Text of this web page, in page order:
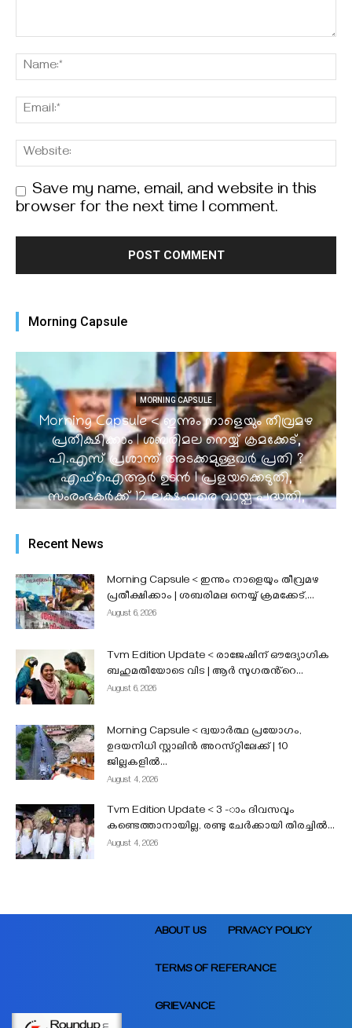
Save my name, email, and website in this
browser for the next time I comment.
Morning Capsule
MORNING CAPSULE
Morning Capsule < ഇന്നും നാളെയും തീവ്രമഴ
പ്രതീക്ഷിക്കാം | ശബരിമല നെയ്യ് ക്രമക്കേട്,
പി.എസ് പ്രശാന്ത് അടക്കമുള്ളവർ പ്രതി ?
എഫ്ഐആർ ഉടൻ I പ്രളയക്കെടുതി,
സംരംഭകർക്ക് 12 ലക്ഷംവരെ വായ്പ പദ്ധതി,
അധിഷ്ഠിതമാക്കുന്നത് പരിഗണനയിലെന്ന്
Recent News
Morning Capsule < ഇന്നും നാളെയും തീവ്രമഴ
പ്രതീക്ഷിക്കാം | ശബരിമല നെയ്യ് ക്രമക്കേട്,...
August 6, 2026
Tvm Edition Update < രാജേഷിന് ഔദ്യോഗിക
ബഹുമതിയോടെ വിട | ആർ സുഗതൻ്റെ...
August 6, 2026
Morning Capsule < ദ്വയാർത്ഥ പ്രയോഗം,
ഉദയനിധി സ്റ്റാലിൻ അറസ്‌റ്റിലേക്ക് | 10
ജില്ലകളിൽ...
August 4, 2026
Tvm Edition Update < 3 -ാം ദിവസവും
കണ്ടെത്താനായില്ല, രണ്ടു ചേർക്കായി തിരച്ചിൽ...
August 4, 2026
ABOUT US PRIVACY POLICY
TERMS OF REFERANCE
GRIEVANCE